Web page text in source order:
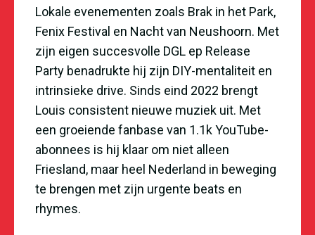
Lokale evenementen zoals Brak in het Park,
Fenix Festival en Nacht van Neushoorn. Met
zijn eigen succesvolle DGL ep Release
Party benadrukte hij zijn DIY-mentaliteit en
intrinsieke drive. Sinds eind 2022 brengt
Louis consistent nieuwe muziek uit. Met
een groeiende fanbase van 1.1k YouTube-
abonnees is hij klaar om niet alleen
Friesland, maar heel Nederland in beweging
te brengen met zijn urgente beats en
rhymes.